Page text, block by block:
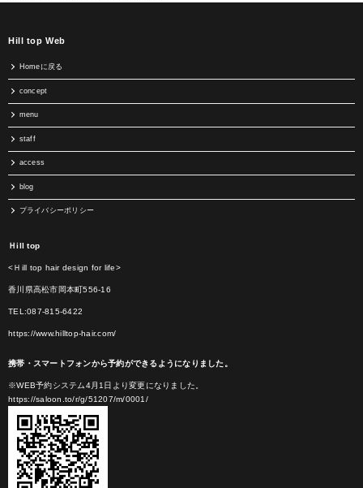
Hill top Web
Homeに戻る
concept
menu
staff
access
blog
プライバシーポリシー
Ｈill top
<Ｈill top hair design for life>
香川県高松市岡本町556-16
TEL:087-815-6422
https://www.hilltop-hair.com/
携帯・スマートフォンから予約ができるようになりました。
※WEB予約システム4月1日より変更になりました。
https://saloon.to/r/g/51207/m/0001/